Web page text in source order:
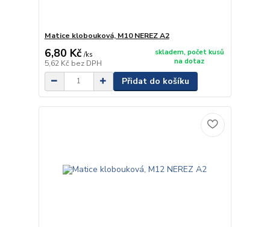
Matice klobouková, M10 NEREZ A2
6,80 Kč /ks
5,62 Kč bez DPH
skladem, počet kusů
na dotaz
Přidat do košíku